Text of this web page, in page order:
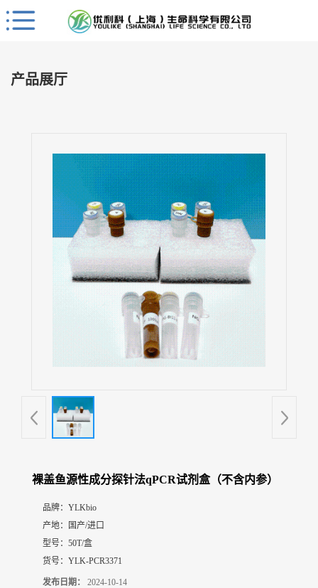
Close
首
产品展厅
裸盖鱼源性成分探针法qPCR试剂盒（不含内参）
品牌： YLKbio
产地：
国产/进口
型号： 50T/盒
货号： YLK-PCR3371
发布日期： 2024-10-14